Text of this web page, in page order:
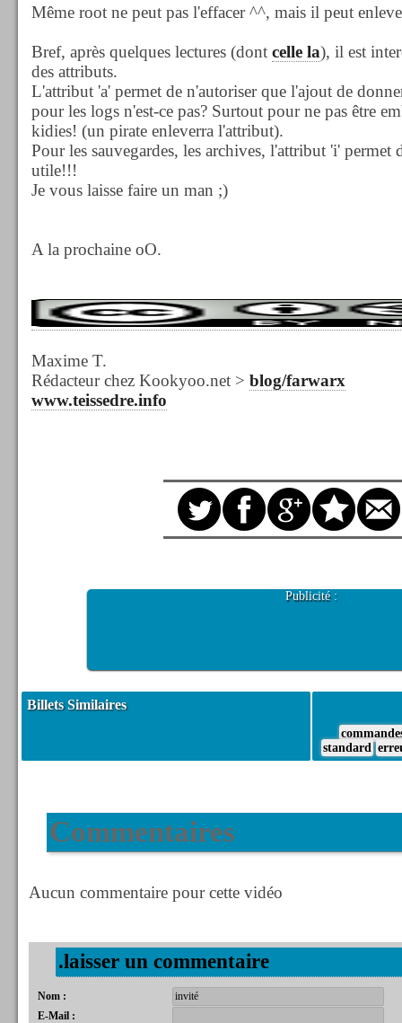
Même root ne peut pas l'effacer ^^, mais il peut
Bref, après quelques lectures (dont celle la), il est
des attributs.
L'attribut 'a' permet de n'autoriser que l'ajout de
pour les logs n'est-ce pas? Surtout pour ne pas être
kidies! (un pirate enleverra l'attribut).
Pour les sauvegardes, les archives, l'attribut 'i' permet
utile!!!
Je vous laisse faire un man ;)
A la prochaine oO.
Maxime T.
Rédacteur chez Kookyoo.net > blog/farwarx
www.teissedre.info
Publicité :
Billets Similaires
standard
Commentaires
Aucun commentaire pour cette vidéo
.laisser un commentaire
Nom :
E-Mail :